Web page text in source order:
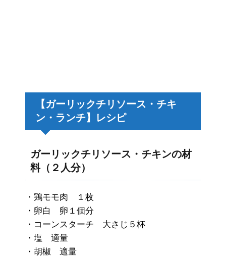
【ガーリックチリソース・チキ
ン・ランチ】レシピ
ガーリックチリソース・チキンの材
料（２人分）
・鶏モモ肉 １枚
・卵白 卵１個分
・コーンスターチ 大さじ５杯
・塩 適量
・胡椒 適量